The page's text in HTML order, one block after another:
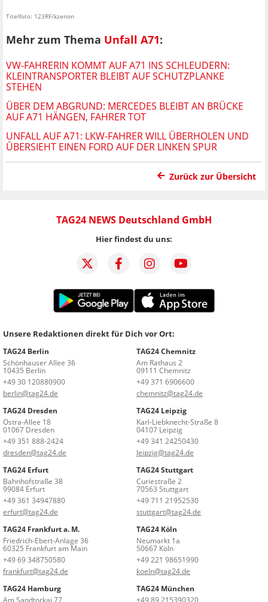
Titelfoto: 123RF/kzenon
Mehr zum Thema Unfall A71:
VW-FAHRERIN KOMMT AUF A71 INS SCHLEUDERN:
KLEINTRANSPORTER BLEIBT AUF SCHUTZPLANKE
STEHEN
ÜBER DEM ABGRUND: MERCEDES BLEIBT AN BRÜCKE
AUF A71 HÄNGEN, FAHRER TOT
UNFALL AUF A71: LKW-FAHRER WILL ÜBERHOLEN UND
ÜBERSIEHT EINEN FORD AUF DER LINKEN SPUR
Zurück zur Übersicht
TAG24 NEWS Deutschland GmbH
Hier findest du uns:
Unsere Redaktionen direkt für Dich vor Ort:
TAG24 Berlin
Schönhauser Allee 36
10435 Berlin
+49 30 120880900
berlin@tag24.de
TAG24 Chemnitz
Am Rathaus 2
09111 Chemnitz
+49 371 6906600
chemnitz@tag24.de
TAG24 Dresden
Ostra-Allee 18
01067 Dresden
+49 351 888-2424
dresden@tag24.de
TAG24 Leipzig
Karl-Liebknecht-Straße 8
04107 Leipzig
+49 341 24250430
leipzig@tag24.de
TAG24 Erfurt
Bahnhofstraße 38
99084 Erfurt
+49 361 34947880
erfurt@tag24.de
TAG24 Stuttgart
Curiestraße 2
70563 Stuttgart
+49 711 21952530
stuttgart@tag24.de
TAG24 Frankfurt a. M.
Friedrich-Ebert-Anlage 36
60325 Frankfurt am Main
+49 69 348750580
frankfurt@tag24.de
TAG24 Köln
Neumarkt 1a
50667 Köln
+49 221 98651990
koeln@tag24.de
TAG24 Hamburg
Am Sandtorkai 77
TAG24 München
+49 89 215390320